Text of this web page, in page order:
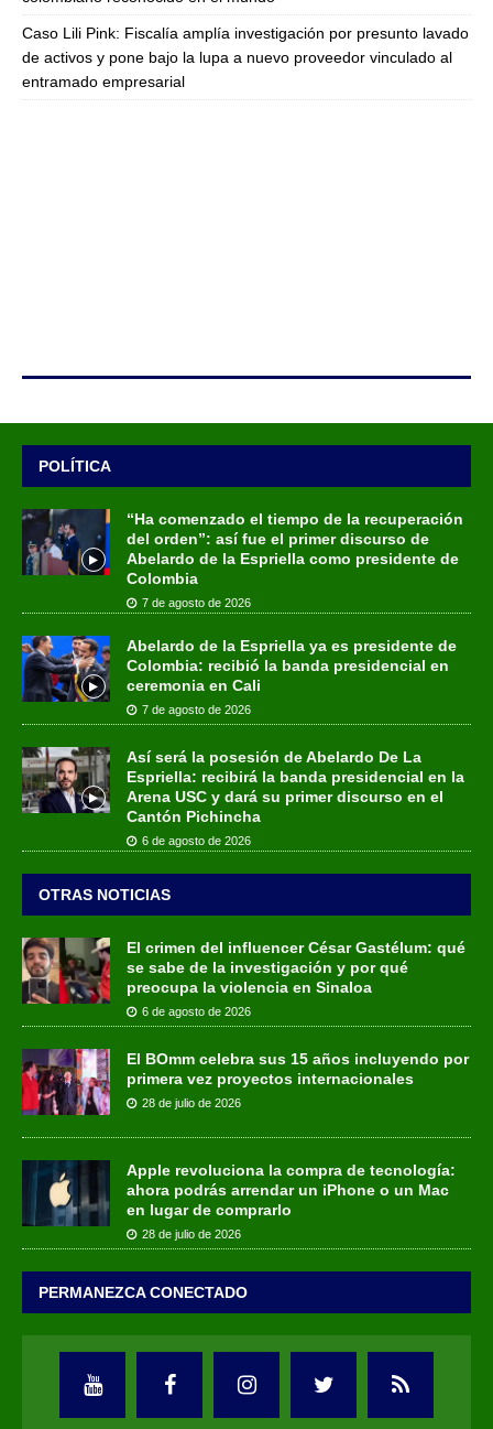
Caso Lili Pink: Fiscalía amplía investigación por presunto lavado
de activos y pone bajo la lupa a nuevo proveedor vinculado al
entramado empresarial
POLÍTICA
“Ha comenzado el tiempo de la recuperación
del orden”: así fue el primer discurso de
Abelardo de la Espriella como presidente de
Colombia
7 de agosto de 2026
Abelardo de la Espriella ya es presidente de
Colombia: recibió la banda presidencial en
ceremonia en Cali
7 de agosto de 2026
Así será la posesión de Abelardo De La
Espriella: recibirá la banda presidencial en la
Arena USC y dará su primer discurso en el
Cantón Pichincha
6 de agosto de 2026
OTRAS NOTICIAS
El crimen del influencer César Gastélum: qué
se sabe de la investigación y por qué
preocupa la violencia en Sinaloa
6 de agosto de 2026
El BOmm celebra sus 15 años incluyendo por
primera vez proyectos internacionales
28 de julio de 2026
Apple revoluciona la compra de tecnología:
ahora podrás arrendar un iPhone o un Mac
en lugar de comprarlo
28 de julio de 2026
PERMANEZCA CONECTADO